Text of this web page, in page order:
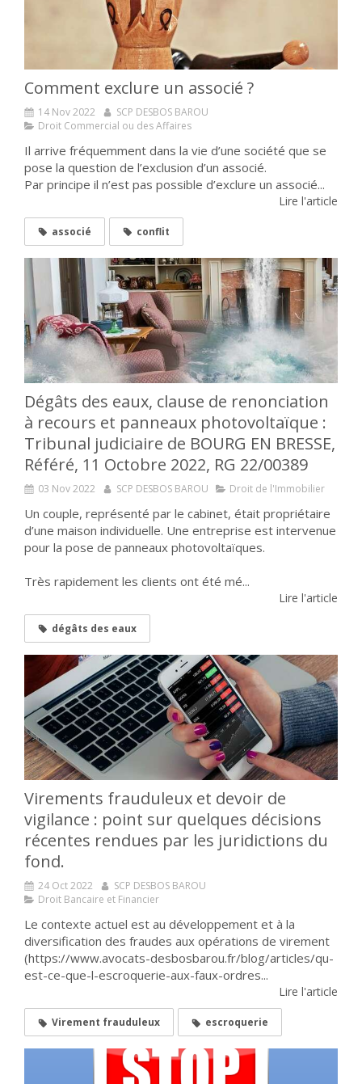
Comment exclure un associé ?
14 Nov 2022
SCP DESBOS BAROU
Droit Commercial ou des Affaires
Il arrive fréquemment dans la vie d’une société que se
pose la question de l’exclusion d’un associé.
Par principe il n’est pas possible d’exclure un associé...
Lire l'article
associé conflit
Dégâts des eaux, clause de renonciation
à recours et panneaux photovoltaïque :
Tribunal judiciaire de BOURG EN BRESSE,
Référé, 11 Octobre 2022, RG 22/00389
03 Nov 2022 SCP DESBOS BAROU Droit de l'Immobilier
Un couple, représenté par le cabinet, était propriétaire
d’une maison individuelle. Une entreprise est intervenue
pour la pose de panneaux photovoltaïques.
Très rapidement les clients ont été mé...
Lire l'article
dégâts des eaux
Virements frauduleux et devoir de
vigilance : point sur quelques décisions
récentes rendues par les juridictions du
fond.
24 Oct 2022
SCP DESBOS BAROU
Droit Bancaire et Financier
Le contexte actuel est au développement et à la
diversification des fraudes aux opérations de virement
(https://www.avocats-desbosbarou.fr/blog/articles/qu-
est-ce-que-l-escroquerie-aux-faux-ordres...
Lire l'article
Virement frauduleux escroquerie